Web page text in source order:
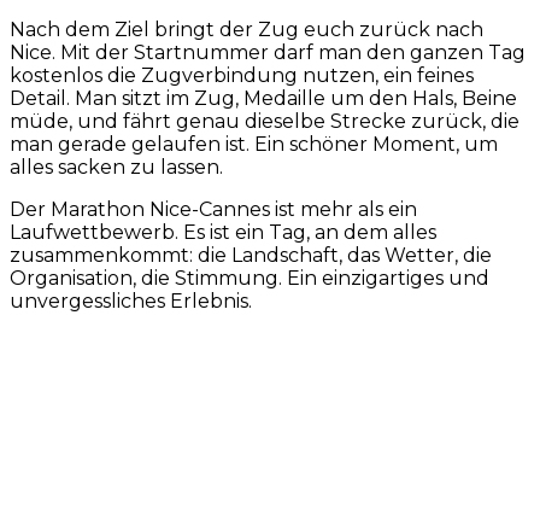
Nach dem Ziel bringt der Zug euch zurück nach
Nice. Mit der Startnummer darf man den ganzen Tag
kostenlos die Zugverbindung nutzen, ein feines
Detail. Man sitzt im Zug, Medaille um den Hals, Beine
müde, und fährt genau dieselbe Strecke zurück, die
man gerade gelaufen ist. Ein schöner Moment, um
alles sacken zu lassen.
Der Marathon Nice-Cannes ist mehr als ein
Laufwettbewerb. Es ist ein Tag, an dem alles
zusammenkommt: die Landschaft, das Wetter, die
Organisation, die Stimmung. Ein einzigartiges und
unvergessliches Erlebnis.